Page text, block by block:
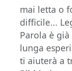
mai letta o
difficile...
Parola è
lunga
ti aiuterà a